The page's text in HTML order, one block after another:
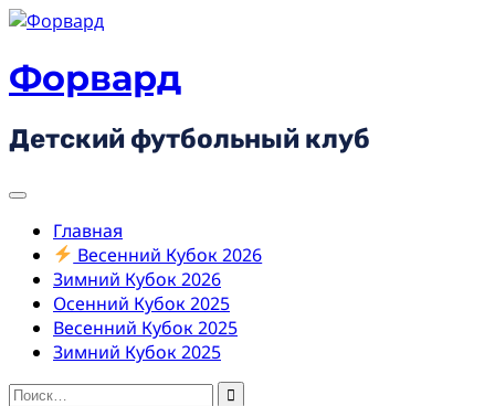
Skip
content
Форвард
Детский футбольный клуб
Главная
Весенний Кубок 2026
Зимний Кубок 2026
Осенний Кубок 2025
Весенний Кубок 2025
Зимний Кубок 2025
Найти: